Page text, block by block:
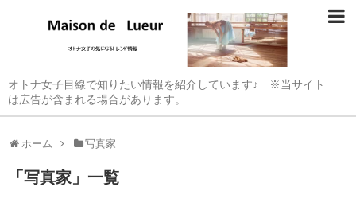
オトナ女子目線で知りたい情報を紹介しています♪ ※当サイト
は広告が含まれる場合があります。
ホーム 写真家
「写真家 」 一覧